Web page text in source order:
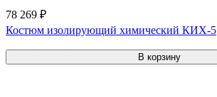
78 269 ₽
Костюм изолирующий химический КИХ-5
В корзину